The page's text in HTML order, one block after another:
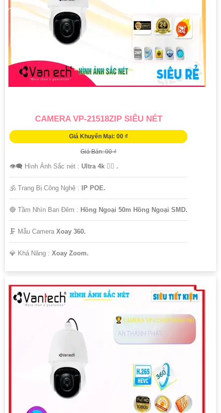
CAMERA VP-21518ZIP SIÊU NÉT
Giá Khuyến Mại: 00 ₫
Giá Bán: 00 ₫
👁️‍🗨 Hình Ảnh Sắc nét : Ultra 4k 👍🏾 .
🕉️ Trang Bị Công Nghệ : IP POE.
🔴 Tầm Nhìn Ban Đêm : Hồng Ngoại 50m Hồng Ngoại SMD.
🗜️ Mẫu Camera Xoay 360.
️💎 Khả Năng : Xoay Zoom.